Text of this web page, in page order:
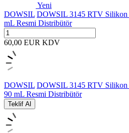
Yeni
DOWSIL DOWSIL 3145 RTV
mL Resmi Distribütör
60,00 EUR KDV
DOWSIL DOWSIL 3145 RTV
90 mL Resmi Distribütör
Teklif Al